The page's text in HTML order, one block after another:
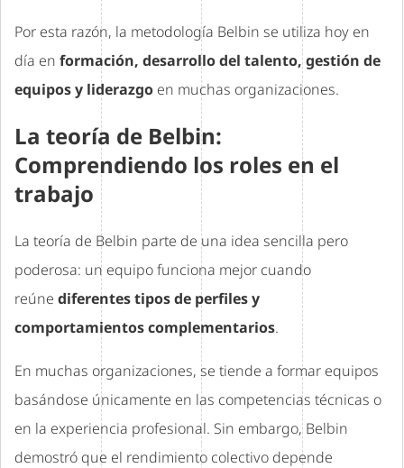
Por esta razón, la metodología Belbin se utiliza hoy en
día en formación, desarrollo del talento, gestión de
equipos y liderazgo en muchas organizaciones.
La teoría de Belbin:
Comprendiendo los roles en el
trabajo
La teoría de Belbin parte de una idea sencilla pero
poderosa: un equipo funciona mejor cuando
reúne diferentes tipos de perfiles y
comportamientos complementarios.
En muchas organizaciones, se tiende a formar equipos
basándose únicamente en las competencias técnicas o
en la experiencia profesional. Sin embargo, Belbin
demostró que el rendimiento colectivo depende